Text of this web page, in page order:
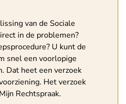
van de Sociale
in de problemen?
U kunt de
snel een voorlopige
Dat heet een verzoek
. Het verzoek
Rechtspraak.